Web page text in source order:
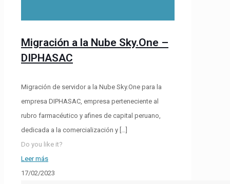
Migración a la Nube Sky.One –
DIPHASAC
Migración de servidor a la Nube Sky.One para la
empresa DIPHASAC, empresa perteneciente al
rubro farmacéutico y afines de capital peruano,
dedicada a la comercialización y
Do you like it?
Leer más
17/02/2023